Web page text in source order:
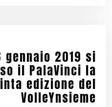
gennaio 2019 si
il PalaVinci la
edizione del
VolleYnsieme